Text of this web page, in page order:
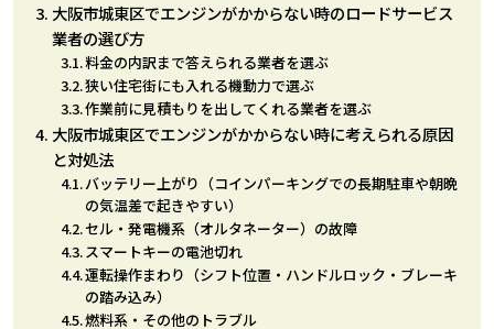
大阪市城東区でエンジンがかからない時のロードサービス
業者の選び方
料金の内訳まで答えられる業者を選ぶ
狭い住宅街にも入れる機動力で選ぶ
作業前に見積もりを出してくれる業者を選ぶ
大阪市城東区でエンジンがかからない時に考えられる原因
と対処法
バッテリー上がり（コインパーキングでの長期駐車や朝晩
の気温差で起きやすい）
セル・発電機系（オルタネーター）の故障
スマートキーの電池切れ
運転操作まわり（シフト位置・ハンドルロック・ブレーキ
の踏み込み）
燃料系・その他のトラブル